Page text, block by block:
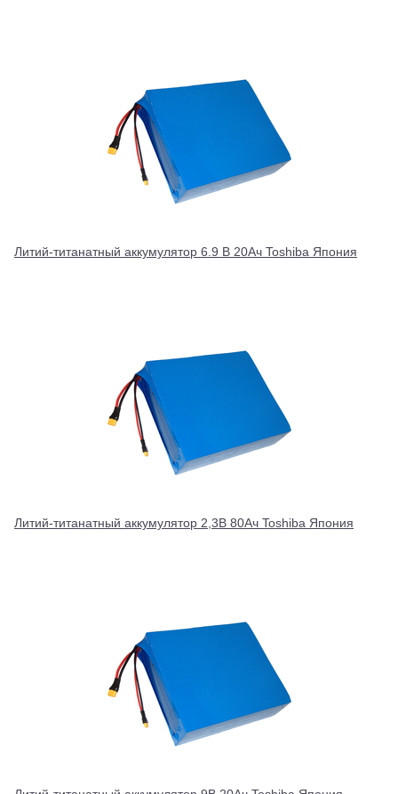
Литий-титанатный аккумулятор 6.9 В 20Ач Toshiba Япония
Литий-титанатный аккумулятор 2,3В 80Ач Toshiba Япония